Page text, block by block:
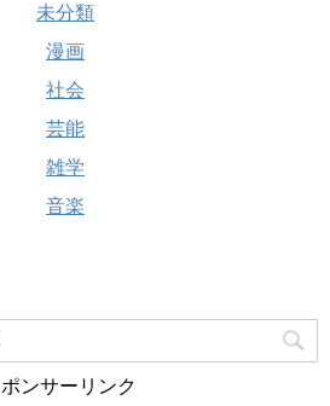
未分類
漫画
社会
芸能
雑学
音楽
ンサーリンク